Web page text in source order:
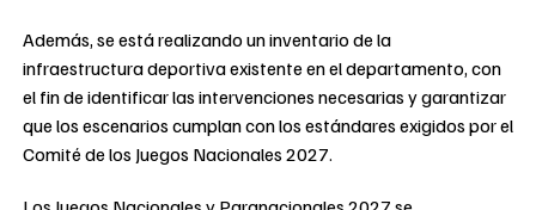
Además, se está realizando un inventario de la
infraestructura deportiva existente en el departamento, con
el fin de identificar las intervenciones necesarias y garantizar
que los escenarios cumplan con los estándares exigidos por el
Comité de los Juegos Nacionales 2027.